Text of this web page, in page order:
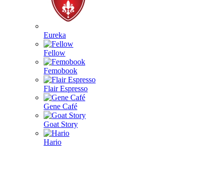
Eureka
Fellow
Femobook
Flair Espresso
Gene Café
Goat Story
Hario